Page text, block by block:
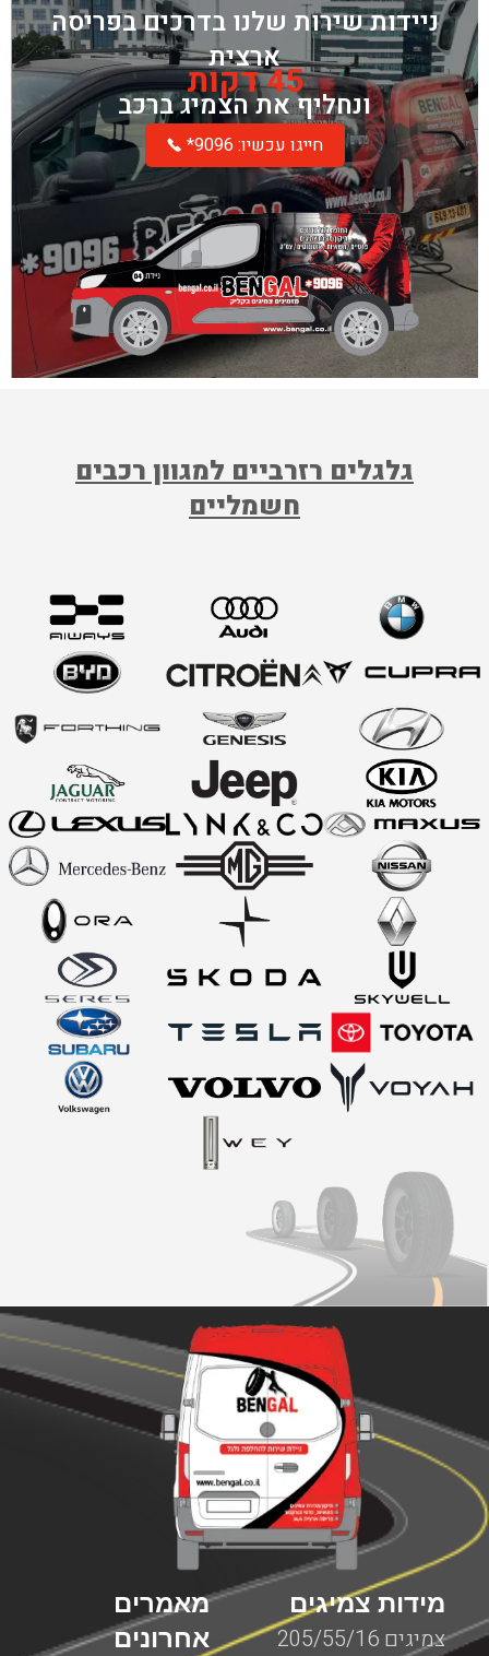
₪ 2,000.₪ 1,575.
ניידות שירות שלנו בדרכים בפריסה
ארצית
45 דקות
ונחליף את הצמיג ברכב
*חייגו עכשיו: 9096
גלגלים רזרביים למגוון רכבים
חשמליים
מאמרים
אחרונים
מידות צמיגים
צמיגים 205/55/16